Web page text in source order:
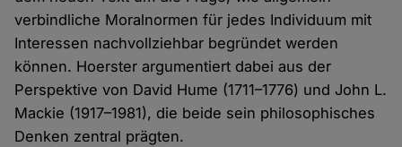
verbindliche Moralnormen für jedes Individuum mit
Interessen nachvollziehbar begründet werden
können. Hoerster argumentiert dabei aus der
Perspektive von David Hume (1711–1776) und John L.
Mackie (1917–1981), die beide sein philosophisches
Denken zentral prägten.